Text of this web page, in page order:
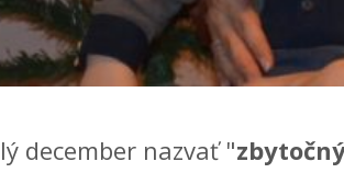
december nazvať "